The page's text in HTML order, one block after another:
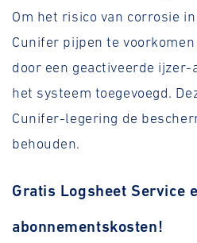
Om het risico van corrosie
Cunifer pijpen te
door een geactiveerde
het systeem toegevoegd.
Cunifer-legering de
behouden.
Gratis Logsheet Service
abonnementskosten!